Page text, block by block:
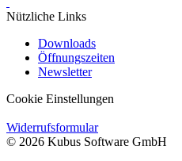
Nützliche Links
Downloads
Öffnungszeiten
Newsletter
Cookie Einstellungen
Widerrufsformular
© 2026 Kubus Software GmbH